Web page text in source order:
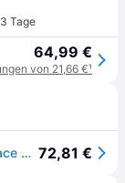
Tage
64,99 €
von 21,66 €¹
URBAN ARMOR GEAR Plasma Hülle für Surface Pro 11/10/9 72,81 €